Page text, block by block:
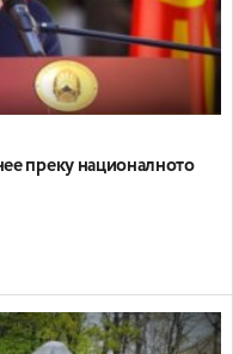
преку националното